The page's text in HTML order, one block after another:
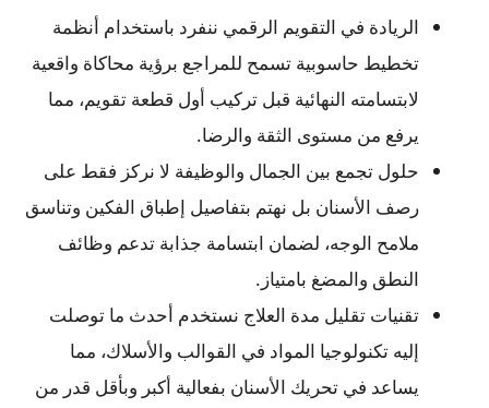
الريادة في التقويم الرقمي ننفرد باستخدام أنظمة
تخطيط حاسوبية تسمح للمراجع برؤية محاكاة واقعية
لابتسامته النهائية قبل تركيب أول قطعة تقويم، مما
يرفع من مستوى الثقة والرضا.
حلول تجمع بين الجمال والوظيفة لا نركز فقط على
رصف الأسنان بل نهتم بتفاصيل إطباق الفكين وتناسق
ملامح الوجه، لضمان ابتسامة جذابة تدعم وظائف
النطق والمضغ بامتياز.
تقنيات تقليل مدة العلاج نستخدم أحدث ما توصلت
إليه تكنولوجيا المواد في القوالب والأسلاك، مما
يساعد في تحريك الأسنان بفعالية أكبر وبأقل قدر من